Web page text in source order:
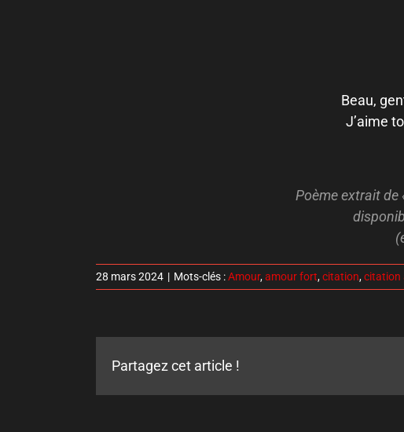
Beau,
J’aime
Poème extrait de
28 mars 2024 | Mots-clés :Amour,amour fort,citation,citation
Partagez cet article !